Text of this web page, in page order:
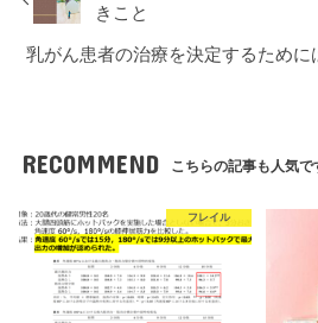
きこと
乳がん患者の治療を決定するために
RECOMMEND こちらの記事も人気で
フレイル